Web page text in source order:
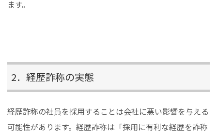
ます。
2．経歴詐称の実態
経歴詐称の社員を採用することは会社に悪い影響を与える
可能性があります。経歴詐称は「採用に有利な経歴を詐称